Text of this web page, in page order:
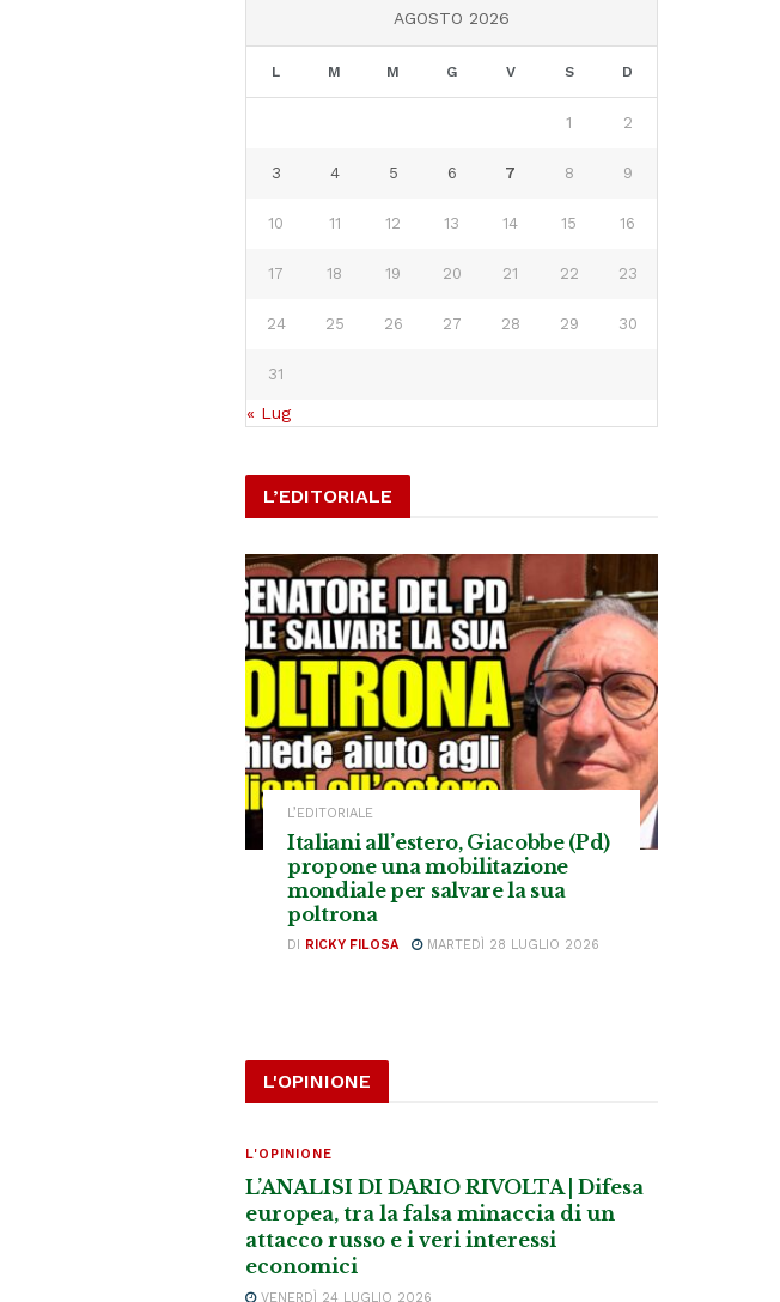
AGOSTO 2026
L M M G V S D
1 2
3 4 5 6 7 8 9
10 11 12 13 14 15 16
17 18 19 20 21 22 23
24 25 26 27 28 29 30
31
« Lug
L’EDITORIALE
L’EDITORIALE
Italiani all’estero, Giacobbe (Pd)
propone una mobilitazione
mondiale per salvare la sua
poltrona
DI RICKY FILOSA MARTEDÌ 28 LUGLIO 2026
L'OPINIONE
L'OPINIONE
L’ANALISI DI DARIO RIVOLTA | Difesa
europea, tra la falsa minaccia di un
attacco russo e i veri interessi
economici
VENERDÌ 24 LUGLIO 2026